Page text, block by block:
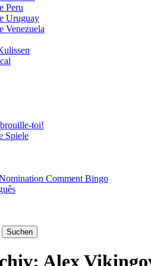
Peru
Uruguay
Venezuela
toi!
Spiele
Comment Bingo
Alex